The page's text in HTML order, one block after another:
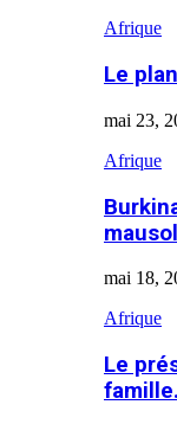
Afrique
Le
mai 23,
Afrique
mai 18,
Afrique
Le